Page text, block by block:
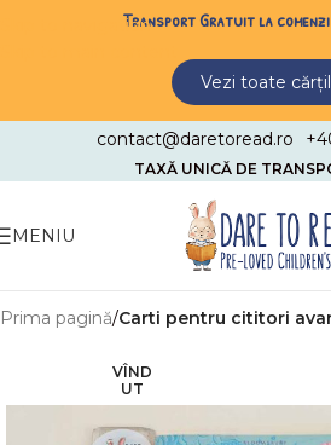
Skip to navigationTransport Gratuit la comenzi
Vezi toate
contact@daretoread.ro
TAXĂ UNICĂ DE
MENIU
Prima pagină Carti pentru cititori
VÎND
UT